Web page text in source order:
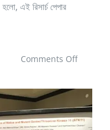
এই রিসার্চ পেপার
Comments Offon
গবেষণা
পত্র